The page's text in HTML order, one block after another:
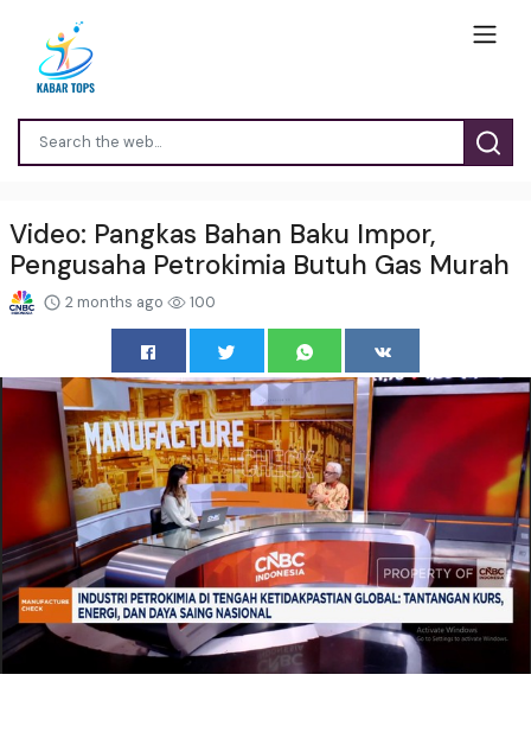
Video: Pangkas Bahan Baku Impor,
Pengusaha Petrokimia Butuh Gas Murah
2 months ago 100